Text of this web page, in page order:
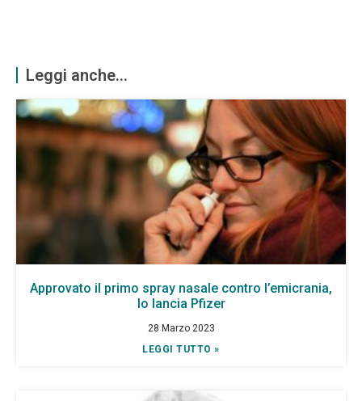
Leggi anche...
Approvato il primo spray nasale contro l’emicrania,
lo lancia Pfizer
28 Marzo 2023
LEGGI TUTTO »